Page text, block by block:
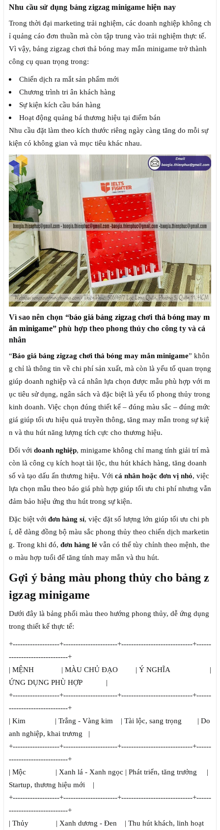
Nhu cầu sử dụng bảng zigzag minigame hiện nay
Trong thời đại marketing trải nghiệm, các doanh nghiệp không ch
ỉ quảng cáo đơn thuần mà còn tập trung vào trải nghiệm thực tế.
Vì vậy, bảng zigzag chơi thả bóng may mắn minigame trở thành
công cụ quan trọng trong:
Chiến dịch ra mắt sản phẩm mới
Chương trình tri ân khách hàng
Sự kiện kích cầu bán hàng
Hoạt động quảng bá thương hiệu tại điểm bán
Nhu cầu đặt làm theo kích thước riêng ngày càng tăng do mỗi sự
kiện có không gian và mục tiêu khác nhau.
Vì sao nên chọn “báo giá bảng zigzag chơi thả bóng may m
ắn minigame” phù hợp theo phong thủy cho công ty và cá
nhân
“Báo giá bảng zigzag chơi thả bóng may mắn minigame” khôn
g chỉ là thông tin về chi phí sản xuất, mà còn là yếu tố quan trọng
giúp doanh nghiệp và cá nhân lựa chọn được mẫu phù hợp với m
ục tiêu sử dụng, ngân sách và đặc biệt là yếu tố phong thủy trong
kinh doanh. Việc chọn đúng thiết kế – đúng màu sắc – đúng mức
giá giúp tối ưu hiệu quả truyền thông, tăng may mắn trong sự kiệ
n và thu hút năng lượng tích cực cho thương hiệu.
Đối với doanh nghiệp, minigame không chỉ mang tính giải trí mà
còn là công cụ kích hoạt tài lộc, thu hút khách hàng, tăng doanh
số và tạo dấu ấn thương hiệu. Với cá nhân hoặc đơn vị nhỏ, việc
lựa chọn mẫu theo báo giá phù hợp giúp tối ưu chi phí nhưng vẫn
đảm bảo hiệu ứng thu hút trong sự kiện.
Đặc biệt với đơn hàng sỉ, việc đặt số lượng lớn giúp tối ưu chi ph
í, dễ dàng đồng bộ màu sắc phong thủy theo chiến dịch marketin
g. Trong khi đó, đơn hàng lẻ vẫn có thể tùy chỉnh theo mệnh, the
o màu hợp tuổi để tăng tính may mắn và thu hút.
Gợi ý bảng màu phong thủy cho bảng z
igzag minigame
Dưới đây là bảng phối màu theo hướng phong thủy, dễ ứng dụng
trong thiết kế thực tế:
+-------------------+----------------------+-----------------------------+------
------------------------+
| MỆNH | MÀU CHỦ ĐẠO | Ý NGHĨA |
ỨNG DỤNG PHÙ HỢP |
+-------------------+----------------------+-----------------------------+------
------------------------+
| Kim | Trắng - Vàng kim | Tài lộc, sang trọng | Do
anh nghiệp, khai trương |
+-------------------+----------------------+-----------------------------+------
------------------------+
| Mộc | Xanh lá - Xanh ngọc | Phát triển, tăng trưởng |
Startup, thương hiệu mới |
+-------------------+----------------------+-----------------------------+------
------------------------+
| Thủy | Xanh dương - Đen | Thu hút khách, linh hoạt